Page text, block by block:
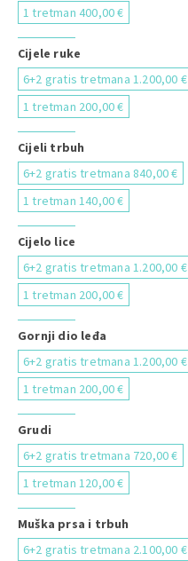
1 tretman 400,00 €
Cijele ruke
6+2 gratis tretmana 1.200,00 €
1 tretman 200,00 €
Cijeli trbuh
6+2 gratis tretmana 840,00 €
1 tretman 140,00 €
Cijelo lice
6+2 gratis tretmana 1.200,00 €
1 tretman 200,00 €
Gornji dio leđa
6+2 gratis tretmana 1.200,00 €
1 tretman 200,00 €
Grudi
6+2 gratis tretmana 720,00 €
1 tretman 120,00 €
Muška prsa i trbuh
6+2 gratis tretmana 2.100,00 €